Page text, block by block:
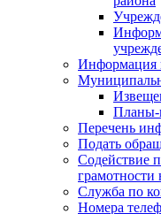
Планы-
Перечень
Подать
Содействие
грамотности
Служба по
Номера